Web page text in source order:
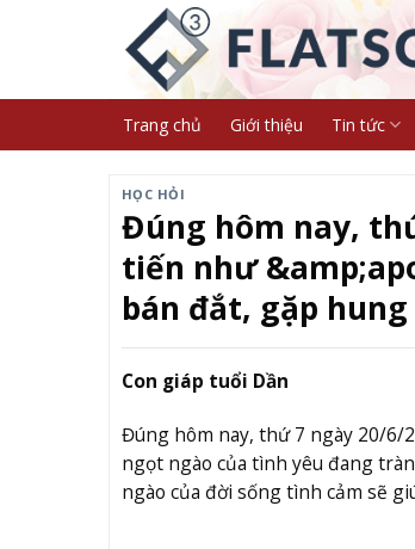
Trang chủ Giới thiệu Tin tức
HỌC HỎI
Đúng hôm nay,
tiến như
bán đắt, gặp
Con giáp tuổi Dần
Đúng hôm nay, thứ 7 ngày 20/6/
ngọt ngào của tình yêu đang
ngào của đời sống tình cảm sẽ